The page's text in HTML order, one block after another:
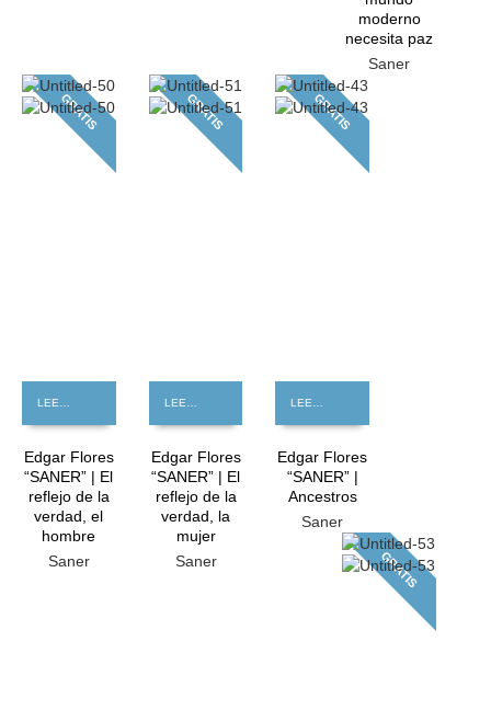
moderno
necesita paz
Saner
GRATIS
Edgar Flores
“SANER” | El
reflejo de la
verdad, el
hombre
Saner
GRATIS
Edgar Flores
“SANER” | El
reflejo de la
verdad, la
mujer
Saner
GRATIS
Edgar Flores
“SANER” |
Ancestros
Saner
GRATIS